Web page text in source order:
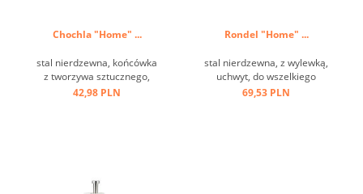
Chochla "Home" ...
stal nierdzewna, końcówka
z tworzywa sztucznego,
czarna, stal nierdzewna,
42,98 PLN
Rondel "Home" ...
stal nierdzewna, z wylewką,
uchwyt, do wszelkiego
rodzaju kuchenek ...
69,53 PLN